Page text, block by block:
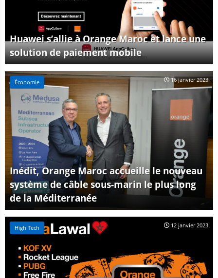
Huawei s’allie à Orange Maroc et lance une
solution de paiement mobile
Économie
Inédit, Orange Maroc accueille le nouveau
système de câble sous-marin le plus long
de la Méditerranée
16 janvier 2023
High Tech 12 janvier 2023